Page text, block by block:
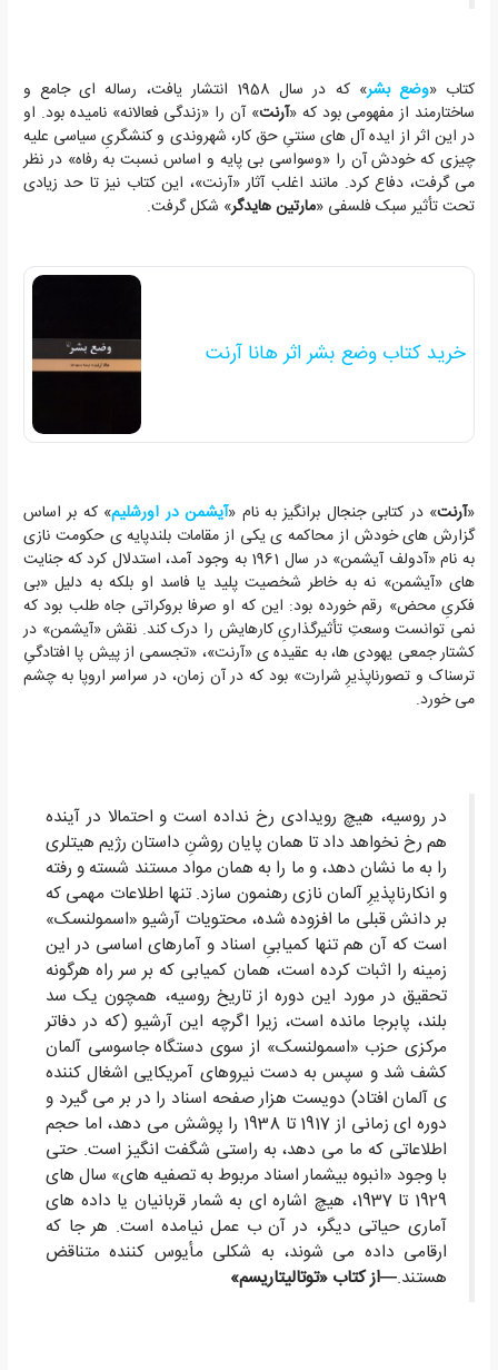
کتاب «وضع بشر
» که در سال 1958 انتشار یافت، رساله ای جامع و
ساختارمند از مفهومی بود که «آرنت» آن را «زندگی فعالانه» نامیده بود. او
در این اثر از ایده آل های سنتیِ حق کار، شهروندی و کنشگریِ سیاسی علیه
چیزی که خودش آن را «وسواسی بی پایه و اساس نسبت به رفاه» در نظر
می گرفت، دفاع کرد. مانند اغلب آثار «آرنت»، این کتاب نیز تا حد زیادی
تحت تأثیر سبک فلسفی «مارتین هایدگر» شکل گرفت.
خرید کتاب وضع بشر اثر هانا آرنت
«آرنت» در کتابی جنجال برانگیز به نام «آیشمن در اورشلیم» که بر اساس
گزارش های خودش از محاکمه ی یکی از مقامات بلندپایه ی حکومت نازی
به نام «آدولف آیشمن» در سال 1961 به وجود آمد، استدلال کرد که جنایت
های «آیشمن» نه به خاطر شخصیت پلید یا فاسد او بلکه به دلیل «بی
فکریِ محض» رقم خورده بود: این که او صرفا بروکراتی جاه طلب بود که
نمی توانست وسعتِ تأثیرگذاریِ کارهایش را درک کند. نقش «آیشمن» در
کشتار جمعی یهودی ها، به عقیده ی «آرنت»، «تجسمی از پیش پا افتادگیِ
ترسناک و تصورناپذیرِ شرارت» بود که در آن زمان، در سراسر اروپا به چشم
می خورد.
در روسیه، هیچ رویدادی رخ نداده است و احتمالا در آینده
هم رخ نخواهد داد تا همان پایان روشنِ داستان رژیم هیتلری
را به ما نشان دهد، و ما را به همان مواد مستند شسته و رفته
و انکارناپذیرِ آلمان نازی رهنمون سازد. تنها اطلاعات مهمی که
بر دانش قبلی ما افزوده شده، محتویات آرشیو «اسمولنسک»
است که آن هم تنها کمیابیِ اسناد و آمارهای اساسی در این
زمینه را اثبات کرده است، همان کمیابی که بر سر راه هرگونه
تحقیق در مورد این دوره از تاریخ روسیه، همچون یک سد
بلند، پابرجا مانده است، زیرا اگرچه این آرشیو (که در دفاتر
مرکزی حزب «اسمولنسک» از سوی دستگاه جاسوسی آلمان
کشف شد و سپس به دست نیروهای آمریکایی اشغال کننده
ی آلمان افتاد) دویست هزار صفحه اسناد را در بر می گیرد و
دوره ای زمانی از 1917 تا 1938 را پوشش می دهد، اما حجم
اطلاعاتی که ما می دهد، به راستی شگفت انگیز است. حتی
با وجود «انبوه بیشمار اسناد مربوط به تصفیه های» سال های
1929 تا 1937، هیچ اشاره ای به شمار قربانیان یا داده های
آماری حیاتی دیگر، در آن ب عمل نیامده است. هر جا که
ارقامی داده می شوند، به شکلی مأیوس کننده متناقض
هستند.—از کتاب «توتالیتاریسم»